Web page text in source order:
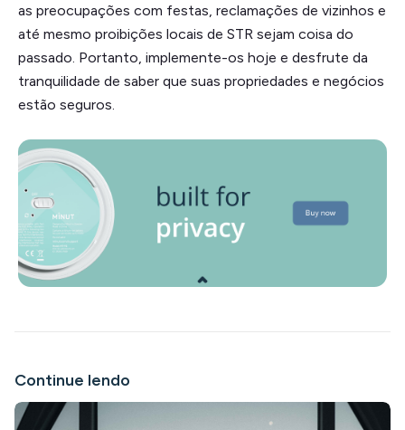
as preocupações com festas, reclamações de vizinhos e
até mesmo proibições locais de STR sejam coisa do
passado. Portanto, implemente-os hoje e desfrute da
tranquilidade de saber que suas propriedades e negócios
estão seguros.
Continue lendo